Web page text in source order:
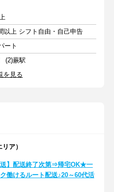
以上 シフト自由・自己申告
ート
(2)蕨駅
を見る
ア）
送】配送終了次第⇒帰宅OK★一
働けるルート配送♪20～60代活